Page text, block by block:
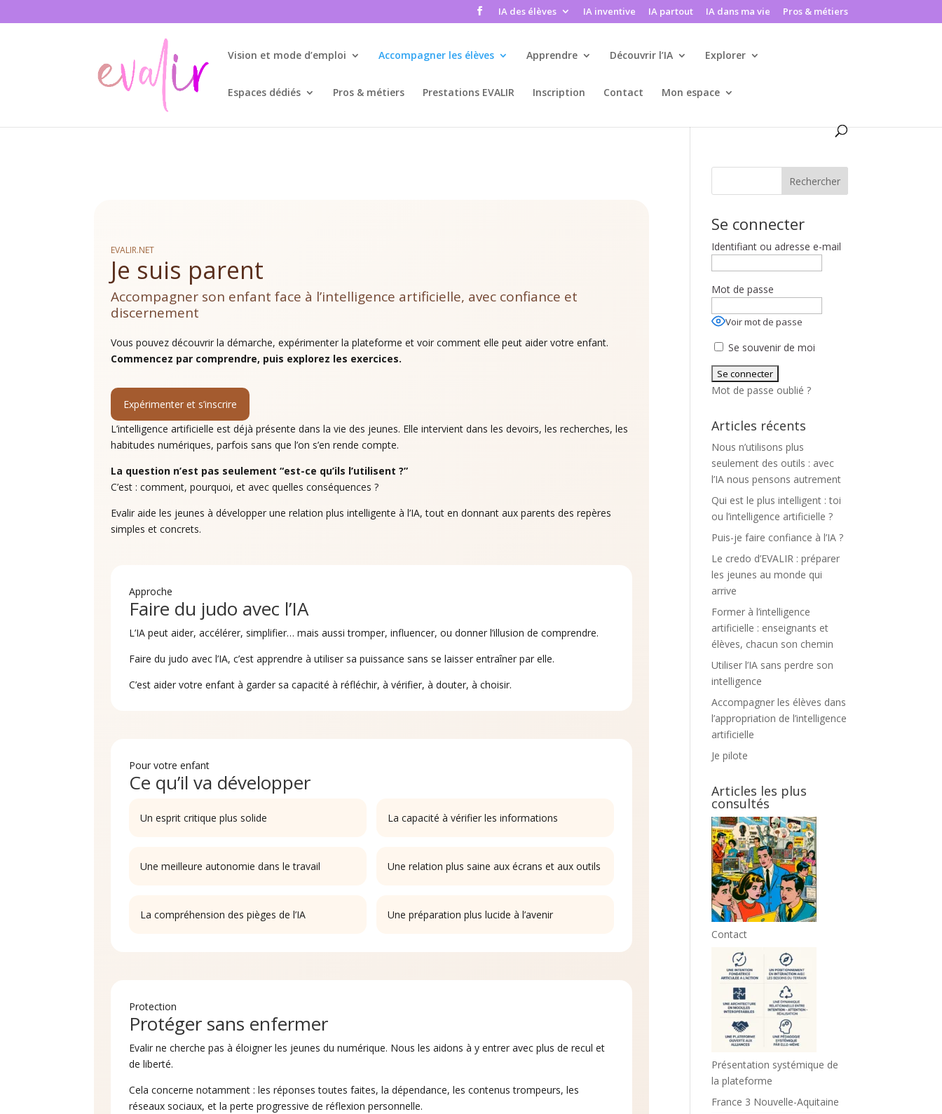
IA des élèves IA inventive IA partout IA dans ma vie Pros & métiers
Vision et mode d’emploi Accompagner les élèves Apprendre Découvrir l’IA Explorer
Espaces dédiés Pros & métiers Prestations EVALIR Inscription Contact Mon espace
EVALIR.NET
Je suis parent
Accompagner son enfant face à l’intelligence artificielle, avec confiance et
discernement
Vous pouvez découvrir la démarche, expérimenter la plateforme et voir comment elle peut aider votre enfant.
Commencez par comprendre, puis explorez les exercices.
Expérimenter et s’inscrire
L’intelligence artificielle est déjà présente dans la vie des jeunes. Elle intervient dans les devoirs, les recherches, les
habitudes numériques, parfois sans que l’on s’en rende compte.
La question n’est pas seulement “est-ce qu’ils l’utilisent ?”
C’est : comment, pourquoi, et avec quelles conséquences ?
Evalir aide les jeunes à développer une relation plus intelligente à l’IA, tout en donnant aux parents des repères
simples et concrets.
Approche
Faire du judo avec l’IA
L’IA peut aider, accélérer, simplifier… mais aussi tromper, influencer, ou donner l’illusion de comprendre.
Faire du judo avec l’IA, c’est apprendre à utiliser sa puissance sans se laisser entraîner par elle.
C’est aider votre enfant à garder sa capacité à réfléchir, à vérifier, à douter, à choisir.
Pour votre enfant
Ce qu’il va développer
Un esprit critique plus solide La capacité à vérifier les informations
Une meilleure autonomie dans le travail Une relation plus saine aux écrans et aux outils
La compréhension des pièges de l’IA Une préparation plus lucide à l’avenir
Protection
Protéger sans enfermer
Evalir ne cherche pas à éloigner les jeunes du numérique. Nous les aidons à y entrer avec plus de recul et
de liberté.
Cela concerne notamment : les réponses toutes faites, la dépendance, les contenus trompeurs, les
réseaux sociaux, et la perte progressive de réflexion personnelle.
Rechercher
Se connecter
Identifiant ou adresse e-mail
Mot de passe
Voir mot de passe
Se souvenir de moi
Mot de passe oublié ?
Articles récents
Nous n’utilisons plus
seulement des outils : avec
l’IA nous pensons autrement
Qui est le plus intelligent : toi
ou l’intelligence artificielle ?
Puis-je faire confiance à l’IA ?
Le credo d’EVALIR : préparer
les jeunes au monde qui
arrive
Former à l’intelligence
artificielle : enseignants et
élèves, chacun son chemin
Utiliser l’IA sans perdre son
intelligence
Accompagner les élèves dans
l’appropriation de l’intelligence
artificielle
Je pilote
Articles les plus
consultés
Contact
Présentation systémique de
la plateforme
France 3 Nouvelle-Aquitaine